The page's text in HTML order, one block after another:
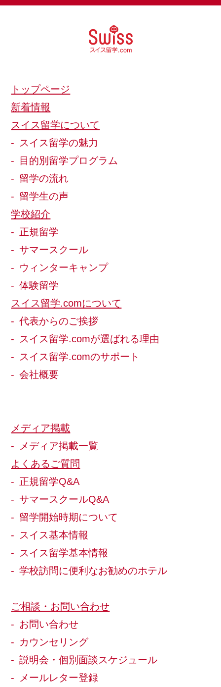
トップページ
新着情報
スイス留学について
スイス留学の魅力
目的別留学プログラム
留学の流れ
留学生の声
学校紹介
正規留学
サマースクール
ウィンターキャンプ
体験留学
スイス留学.comについて
代表からのご挨拶
スイス留学.comが選ばれる理由
スイス留学.comのサポート
会社概要
メディア掲載
メディア掲載一覧
よくあるご質問
正規留学Q&A
サマースクールQ&A
留学開始時期について
スイス基本情報
スイス留学基本情報
学校訪問に便利なお勧めのホテル
ご相談・お問い合わせ
お問い合わせ
カウンセリング
説明会・個別面談スケジュール
メールレター登録